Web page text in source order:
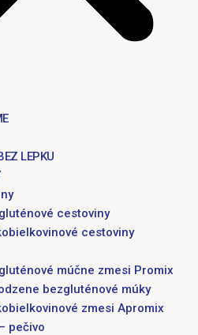
LEPKU
cestoviny
cestoviny
múčne zmesi Promix
bezgluténové múky
zmesi Apromix
pečivo